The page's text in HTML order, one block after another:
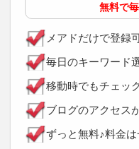
無料で
メアドだけで登録
毎日のキーワード
移動時でもチェッ
ブログのアクセス
ずっと無料♪料金